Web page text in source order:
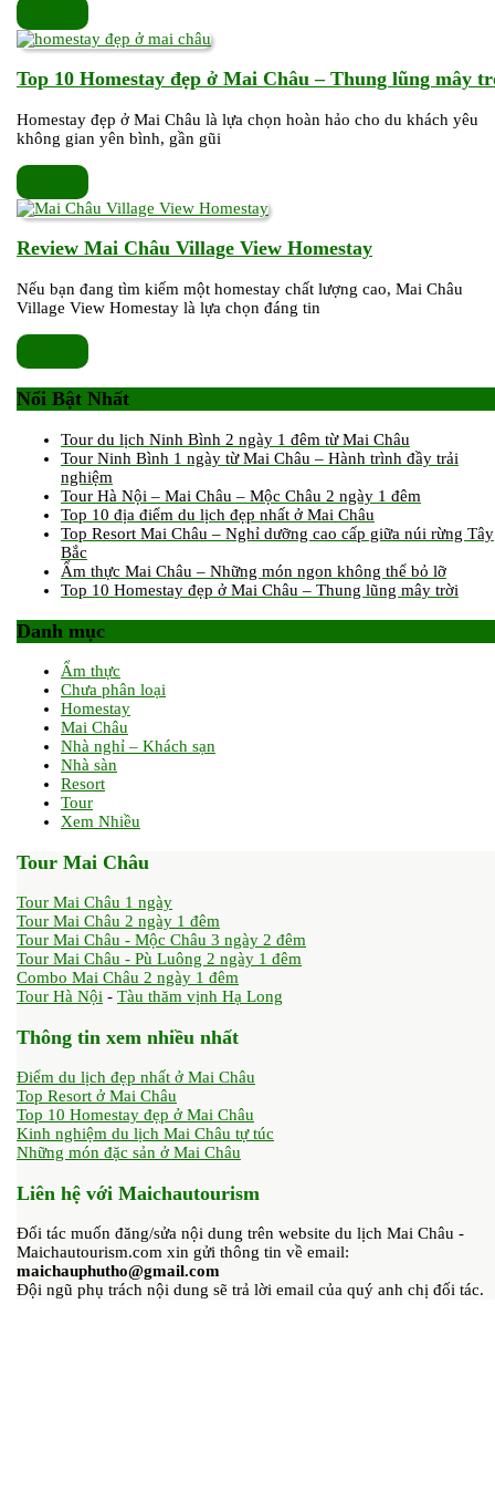
bơi
Vô
cực
View
Cánh
Xem thêmXem
thêm
Top 10 Homestay đẹp ở Mai Châu – Thung lũng mây
Homestay đẹp ở Mai Châu là lựa chọn hoàn hảo cho du khách yêu
không gian yên bình, gần gũi
Xem thêmXem
thêm
Review Mai Châu Village View HomestayReview
Châu
Nếu bạn đang tìm kiếm một homestay chất lượng cao, Mai Châu
Village View Homestay là lựa chọn đáng tin
Xem thêmXem
Nổi Bật Nhất
Tour du lịch Ninh Bình 2 ngày 1 đêm từ Mai Châu
Tour Ninh Bình 1 ngày từ Mai Châu – Hành trình đầy trải
nghiệm
Tour Hà Nội – Mai Châu – Mộc Châu 2 ngày 1 đêm
Top 10 địa điểm du lịch đẹp nhất ở Mai Châu
Top Resort Mai Châu – Nghỉ dưỡng cao cấp giữa núi rừng Tây
Bắc
Ẩm thực Mai Châu – Những món ngon không thể bỏ lỡ
Top 10 Homestay đẹp ở Mai Châu – Thung lũng mây trời
Danh mục
Ẩm thực
Chưa phân loại
Homestay
Mai Châu
Nhà nghỉ – Khách sạn
Nhà sàn
Resort
Tour
Xem Nhiều
Tour Mai Châu
Tour Mai Châu 1 ngày
Tour Mai Châu 2 ngày 1 đêm
Tour Mai Châu - Mộc Châu 3 ngày 2 đêm
Tour Mai Châu - Pù Luông 2 ngày 1 đêm
Combo Mai Châu 2 ngày 1 đêm
Tour Hà Nội - Tàu thăm vịnh Hạ Long
Thông tin xem nhiều nhất
Điểm du lịch đẹp nhất ở Mai Châu
Top Resort ở Mai Châu
Top 10 Homestay đẹp ở Mai Châu
Kinh nghiệm du lịch Mai Châu tự túc
Những món đặc sản ở Mai Châu
Liên hệ với Maichautourism
Đối tác muốn đăng/sửa nội dung trên website du lịch Mai Châu -
Maichautourism.com xin gửi thông tin về email:
maichauphutho@gmail.com
Đội ngũ phụ trách nội dung sẽ trả lời email của quý anh chị đối tác.